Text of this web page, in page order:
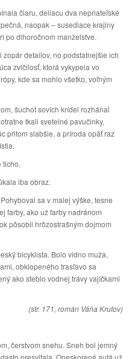
čiaru, deliacu dva nepriateľské
naopak – susediace krajiny
po dlhoročnom manželstve.
detailov, no podstatnejšie ich
zvlčilosť, ktorá vykypela vo
kde sa mohlo všetko, voľným
šuchot sovích krídel rozháňal
tkali svetelné pavučinky,
pritom slabšie, a príroda opäť raz
ticho.
iba obraz.
sa v malej výške, tesne
farby, ako už farby nadránom
pôsobil hrôzostrašným dojmom
bicyklista. Bolo vidno muža,
obklopeného trasľavo sa
ako steblo vodnej trávy vajíčkami
(str. 171, román Váňa Krutov)
čerstvom snehu. Sneh bol jemný
presvitala. Oneskorené autá už